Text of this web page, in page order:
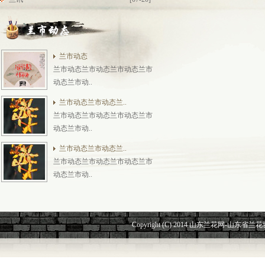
兰市动态
兰市动态兰市动态兰市动态兰市
动态兰市动..
兰市动态兰市动态兰..
兰市动态兰市动态兰市动态兰市
动态兰市动..
兰市动态兰市动态兰..
兰市动态兰市动态兰市动态兰市
动态兰市动..
Copyright (C) 2014 山东兰花网-山东省兰